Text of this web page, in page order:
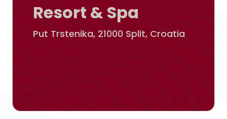
Resort & Spa
Put Trstenika, 21000 Split, Croatia